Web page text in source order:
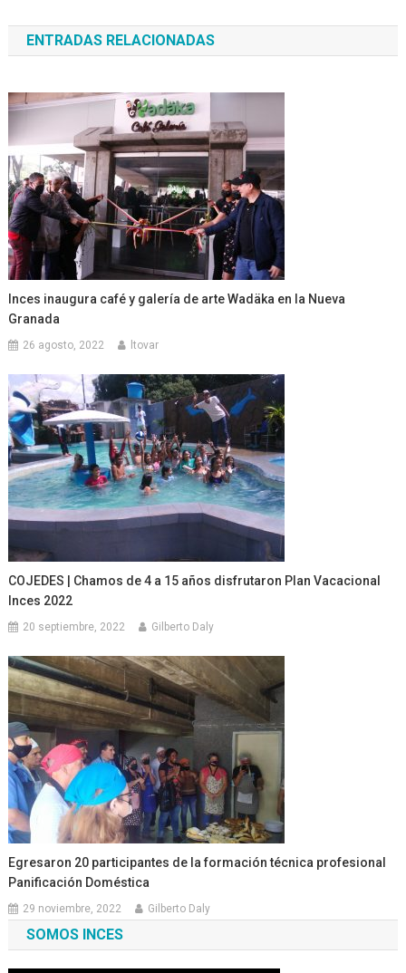
de
entradas
ENTRADAS RELACIONADAS
Inces inaugura café y galería de arte Wadäka en la Nueva
Granada
26 agosto, 2022 ltovar
COJEDES | Chamos de 4 a 15 años disfrutaron Plan Vacacional
Inces 2022
20 septiembre, 2022 Gilberto Daly
Egresaron 20 participantes de la formación técnica profesional
Panificación Doméstica
29 noviembre, 2022 Gilberto Daly
SOMOS INCES